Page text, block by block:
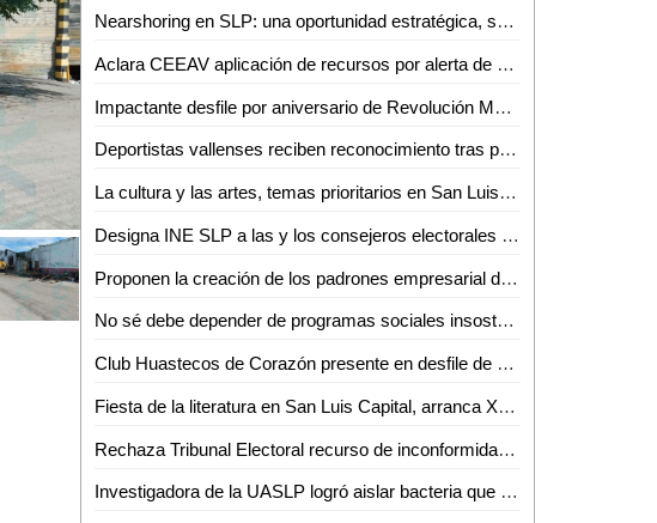
Nearshoring en SLP: una oportunidad estratégica, según Fernando Díaz
Aclara CEEAV aplicación de recursos por alerta de género
Impactante desfile por aniversario de Revolución Mexicana en Ciudad Valles: URSEHN
Deportistas vallenses reciben reconocimiento tras participación en CONADE 2023
La cultura y las artes, temas prioritarios en San Luis Capital: inició el Festival Internacional Letras en San Luis 2023
Designa INE SLP a las y los consejeros electorales de los consejos distritales para los procesos electorales federales de 2023-2024 y 2026-2027
Proponen la creación de los padrones empresarial digital de jóvenes; y el padrón digital empresarial de mujeres denominado "Padrón Empresarial Rosa"
No sé debe depender de programas sociales insostenibles a largo plazo: David Páramo
Club Huastecos de Corazón presente en desfile de Revolución mexicana
Fiesta de la literatura en San Luis Capital, arranca XVI Festival Internacional Letras en San Luis
Rechaza Tribunal Electoral recurso de inconformidad de Conciencia Popular
Investigadora de la UASLP logró aislar bacteria que provoca la enfermedad de cítricos conocida como Dragón Amarillo